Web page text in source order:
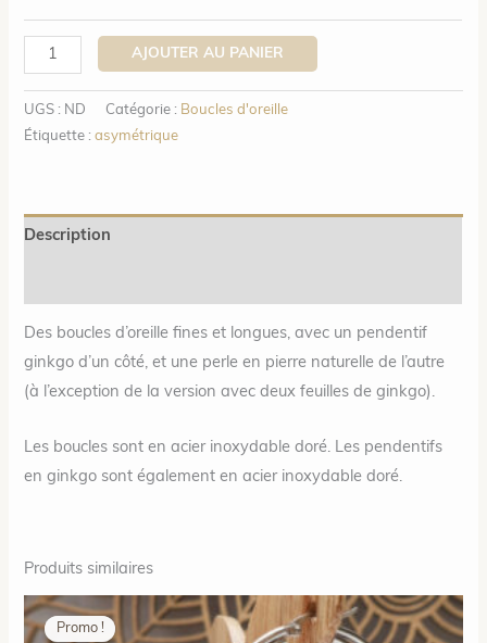
quantité
de
Boucles
d'oreille
Pierre
AJOUTER AU PANIER
UGS : ND Catégorie : Boucles d'oreille
Étiquette :asymétrique
Description
Des boucles d’oreille fines et longues, avec un pendentif
ginkgo d’un côté, et une perle en pierre naturelle de l’autre
(à l’exception de la version avec deux feuilles de ginkgo).
Les boucles sont en acier inoxydable doré. Les pendentifs
en ginkgo sont également en acier inoxydable doré.
Produits similaires
Promo !
Promo !